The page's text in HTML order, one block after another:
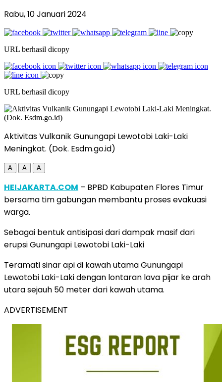
Rabu, 10 Januari 2024
URL berhasil dicopy
URL berhasil dicopy
Aktivitas Vulkanik Gunungapi Lewotobi Laki-Laki
Meningkat. (Dok. Esdm.go.id)
A A A
HEIJAKARTA.COM – BPBD Kabupaten Flores Timur
bersama tim gabungan membantu proses evakuasi
warga.
Sebagai bentuk antisipasi dari dampak masif dari
erupsi Gunungapi Lewotobi Laki-Laki
Teramati sinar api di kawah utama Gunungapi
Lewotobi Laki-Laki dengan lontaran lava pijar ke arah
utara sejauh 50 meter dari kawah utama.
ADVERTISEMENT